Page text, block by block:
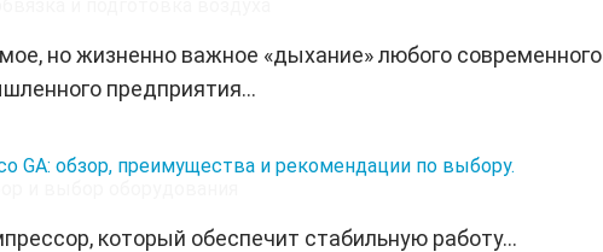
но жизненно важное «дыхание» любого современного
предприятия...
GA: обзор, преимущества и рекомендации по выбору.
который обеспечит стабильную работу...